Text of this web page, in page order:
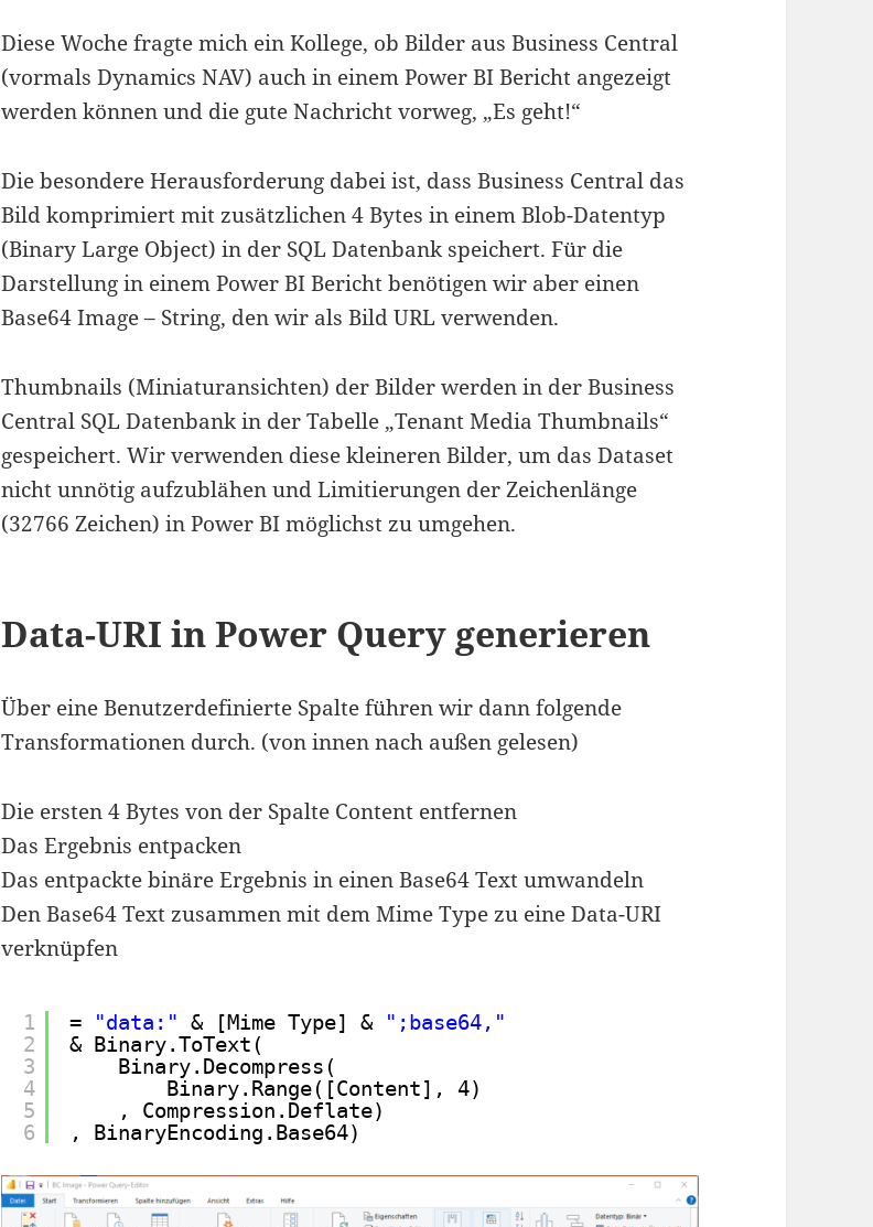
Diese Woche fragte mich ein Kollege, ob Bilder aus Business Central
(vormals Dynamics NAV) auch in einem Power BI Bericht angezeigt
werden können und die gute Nachricht vorweg, „Es geht!“
Die besondere Herausforderung dabei ist, dass Business Central das
Bild komprimiert mit zusätzlichen 4 Bytes in einem Blob-Datentyp
(Binary Large Object) in der SQL Datenbank speichert. Für die
Darstellung in einem Power BI Bericht benötigen wir aber einen
Base64 Image – String, den wir als Bild URL verwenden.
Thumbnails (Miniaturansichten) der Bilder werden in der Business
Central SQL Datenbank in der Tabelle „Tenant Media Thumbnails“
gespeichert. Wir verwenden diese kleineren Bilder, um das Dataset
nicht unnötig aufzublähen und Limitierungen der Zeichenlänge
(32766 Zeichen) in Power BI möglichst zu umgehen.
Data-URI in Power Query generieren
Über eine Benutzerdefinierte Spalte führen wir dann folgende
Transformationen durch. (von innen nach außen gelesen)
Die ersten 4 Bytes von der Spalte Content entfernen
Das Ergebnis entpacken
Das entpackte binäre Ergebnis in einen Base64 Text umwandeln
Den Base64 Text zusammen mit dem Mime Type zu eine Data-URI
verknüpfen
1
2
3
4
5
6
= "data:" & [Mime Type] & ";base64,"
& Binary.ToText(
Binary.Decompress(
Binary.Range([Content], 4)
, Compression.Deflate)
, BinaryEncoding.Base64)